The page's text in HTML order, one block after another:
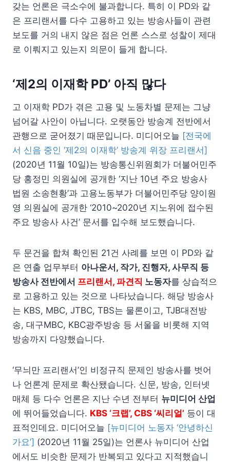
갖는 언론은 극소수에 불과합니다. 특히 이 PD와 같
은 프리랜서를 다수 고용하고 있는 방송사들이 관련
보도를 거의 내지 않은 점은 언론 스스로 성찰이 제대
로 이뤄지고 있는지 의문이 들게 합니다.
‘제2의 이재학 PD’ 아직 많다
고 이재학 PD가 겪은 고용 및 노동차별 문제는 그냥
넘어갈 사안이 아닙니다. 오랫동안 방송계 전반에서
관행으로 굳어졌기 때문입니다. 미디어오늘 [전국에
서 신음 중인 ‘제2의 이재학’ 방송계 위장 프리랜서]
(2020년 11월 10일)는 방송통신위원회가 더불어민주
당 홍정민 의원실에 공개한 ‘지난 10년 주요 방송사
법원 소송현황’과 고용노동부가 더불어민주당 양이원
영 의원실에 공개한 ‘2010~2020년 지노위에 접수된
주요 방송사 사건’ 문서를 입수해 보도했습니다.
두 문건을 합쳐 확인된 21건 사례를 보면 이 PD와 같
은 연출 업무부터 아나운서, 작가, 진행자, 사무직 등
방송사 전반에서 프리랜서, 파견직 노동자를 상습적으
로 고용하고 있는 것으로 나타났습니다. 해당 방송사
는 KBS, MBC, JTBC, TBS는 물론이고, TJB대전방
송, 대구MBC, KBC광주방송 등 서울을 비롯해 지역
방송까지 다양했습니다.
‘무늬만 프리랜서’인 비정규직 문제인 방송사를 벗어
나 언론계 문제로 확산됐습니다. 신문, 방송, 인터넷
매체 등 다수 언론은 지난 수년 전부터 뉴미디어 산업
에 뛰어들었습니다. KBS ‘크랩’, CBS ‘씨리얼’ 등이 대
표적인데요. 미디어오늘 [뉴미디어 노동자 ‘안녕하신
가요’] (2020년 11월 25일)는 언론사 뉴미디어 산업
에서도 비슷한 문제가 반복되고 있다고 지적했습니